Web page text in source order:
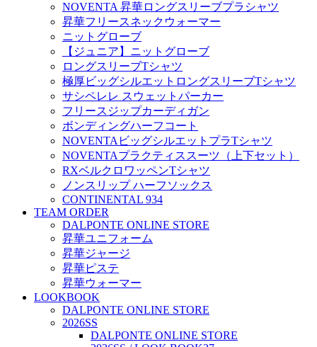
NOVENTA 昇華ロングスリーブプラシャツ
昇華フリースネックウォーマー
ニットグローブ
【ジュニア】ニットグローブ
ロングスリーブTシャツ
極厚ビッグシルエットロングスリーブTシャツ
サシペレレ スウェットパーカー
フリースジップカーディガン
ボンディングハーフコート
NOVENTAビッグシルエットプラTシャツ
NOVENTAプラクティススーツ（上下セット）
RXベルクロワッペンTシャツ
ノンスリップ ハーフソックス
CONTINENTAL 934
TEAM ORDER
DALPONTE ONLINE STORE
昇華ユニフォーム
昇華ジャージ
昇華ピステ
昇華ウォーマー
LOOKBOOK
DALPONTE ONLINE STORE
2026SS
DALPONTE ONLINE STORE